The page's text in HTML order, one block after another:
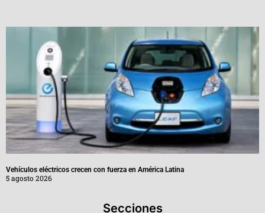
Vehículos eléctricos crecen con fuerza en América Latina
5 agosto 2026
Secciones